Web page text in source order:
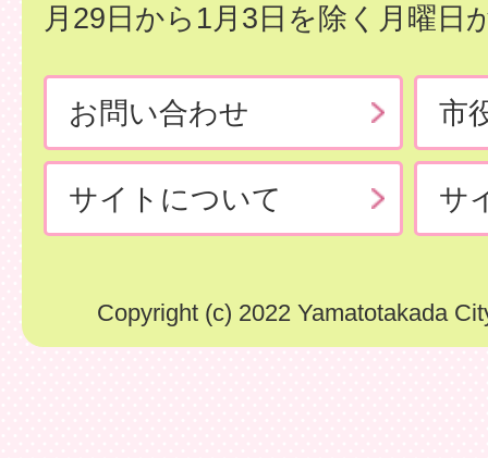
月29日から1月3日を除く月曜日
お問い合わせ 市
サイトについて サ
Copyright (c) 2022 Yamatotakada